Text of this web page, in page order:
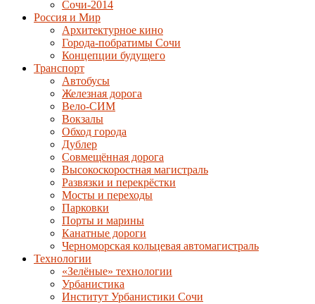
Сочи-2014
Россия и Мир
Архитектурное кино
Города-побратимы Сочи
Концепции будущего
Транспорт
Автобусы
Железная дорога
Вело-СИМ
Вокзалы
Обход города
Дублер
Совмещённая дорога
Высокоскоростная магистраль
Развязки и перекрёстки
Мосты и переходы
Парковки
Порты и марины
Канатные дороги
Черноморская кольцевая автомагистраль
Технологии
«Зелёные» технологии
Урбанистика
Институт Урбанистики Сочи